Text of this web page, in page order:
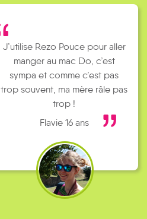
J’utilise Rezo Pouce pour aller
manger au mac Do, c’est
sympa et comme c’est pas
trop souvent, ma mère râle pas
trop !
Flavie 16 ans